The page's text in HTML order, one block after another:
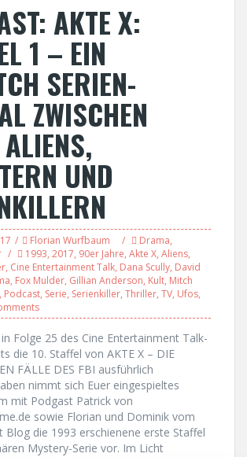
AKTE X:
1 – EIN
SERIEN-
ZWISCHEN
UND
Florian Wurfbaum Drama,
1993, 2017, 90er Jahre, Akte X, Aliens,
, Cine Entertainment Talk, Dana Scully, David
, Fox Mulder, Gillian Anderson, Kult, Mitch
, Podcast, Serie, Serienkiller, Thriller, TV, Ufos,
Folge 25 des Cine Entertainment Talk-
die 10. Staffel von AKTE X – DIE
FÄLLE DES FBI ausführlich
nimmt sich Euer eingespieltes
mit Podgast Patrick von
sowie Florian und Dominik vom
Blog die 1993 erschienene erste Staffel
Mystery-Serie vor. Im Licht